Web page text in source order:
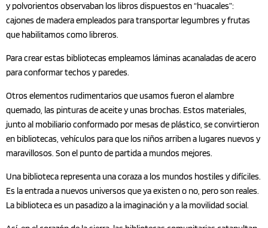
y polvorientos observaban los libros dispuestos en “huacales”:
cajones de madera empleados para transportar legumbres y frutas
que habilitamos como libreros.
Para crear estas bibliotecas empleamos láminas acanaladas de acero
para conformar techos y paredes.
Otros elementos rudimentarios que usamos fueron el alambre
quemado, las pinturas de aceite y unas brochas. Estos materiales,
junto al mobiliario conformado por mesas de plástico, se convirtieron
en bibliotecas, vehículos para que los niños arriben a lugares nuevos y
maravillosos. Son el punto de partida a mundos mejores.
Una biblioteca representa una coraza a los mundos hostiles y difíciles.
Es la entrada a nuevos universos que ya existen o no, pero son reales.
La biblioteca es un pasadizo a la imaginación y a la movilidad social.